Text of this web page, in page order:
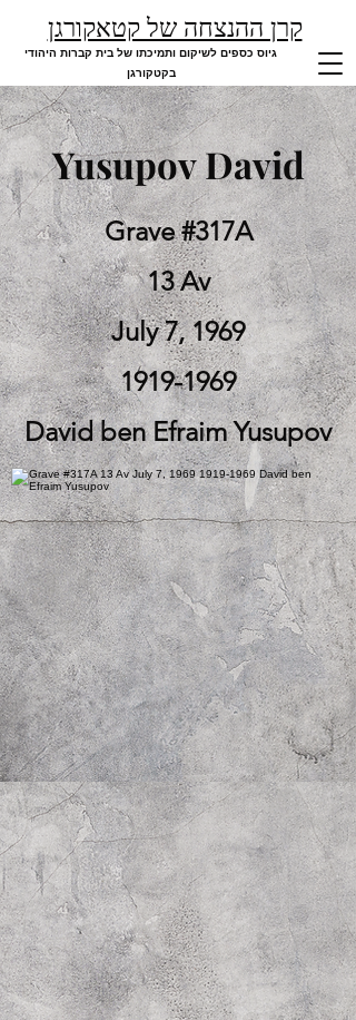
קרן ההנצחה של קטאקורגן
גיוס כספים לשיקום ותמיכתו של בית קברות היהודי
בקטקורגן
Yusupov David
Grave #317A
13 Av
July 7, 1969
1919-1969
David ben Efraim Yusupov